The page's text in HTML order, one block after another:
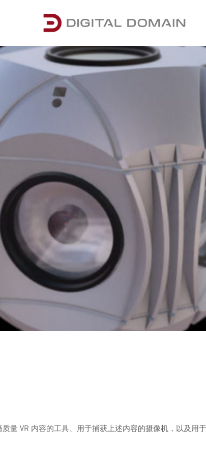
量 VR 内容的工具、用于捕获上述内容的摄像机，以及用